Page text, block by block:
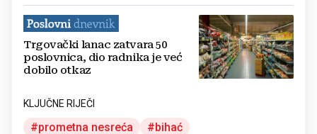
Trgovački lanac zatvara 50
poslovnica, dio radnika je već
dobilo otkaz
KLJUČNE RIJEČI
prometna nesreća bihać